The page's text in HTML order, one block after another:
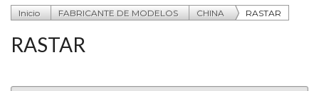
Inicio FABRICANTE DE MODELOS CHINA RASTAR
RASTAR